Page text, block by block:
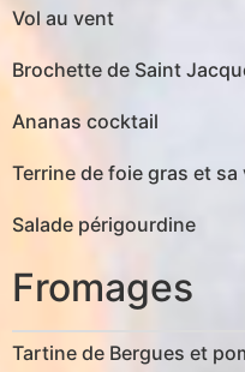
Vol au vent
Brochette de Saint
Ananas cocktail
Terrine de foie gras et
Salade périgourdine
Fromages
Tartine de Bergues et